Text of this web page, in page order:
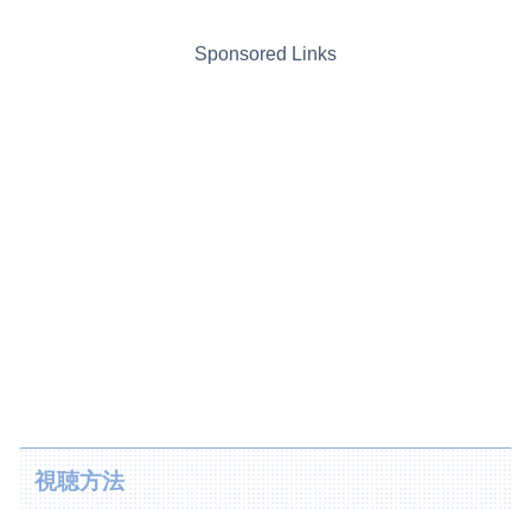
Sponsored Links
視聴方法